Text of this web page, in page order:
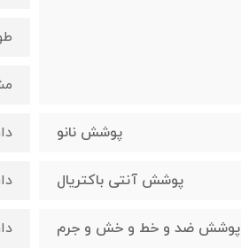
پوشش نانو
پوشش آنتی باکتریال
پوشش ضد و خط و خش و جرم